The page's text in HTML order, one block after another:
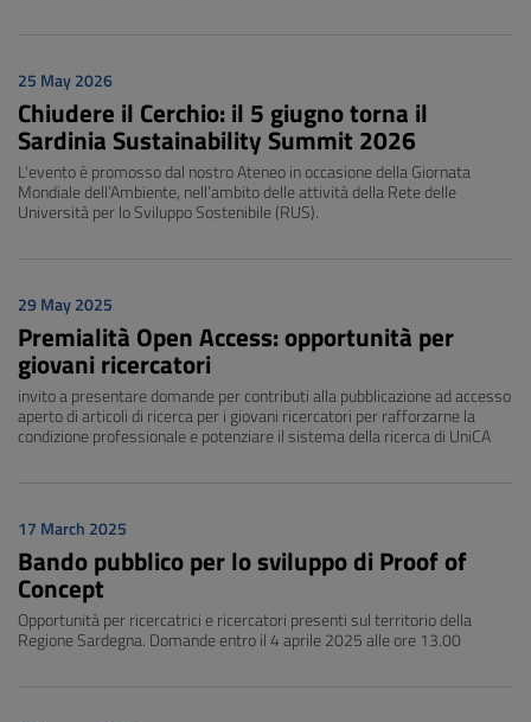
25 May 2026
Chiudere il Cerchio: il 5 giugno torna il
Sardinia Sustainability Summit 2026
L'evento è promosso dal nostro Ateneo in occasione della Giornata
Mondiale dell’Ambiente, nell’ambito delle attività della Rete delle
Università per lo Sviluppo Sostenibile (RUS).
29 May 2025
Premialità Open Access: opportunità per
giovani ricercatori
invito a presentare domande per contributi alla pubblicazione ad accesso
aperto di articoli di ricerca per i giovani ricercatori per rafforzarne la
condizione professionale e potenziare il sistema della ricerca di UniCA
17 March 2025
Bando pubblico per lo sviluppo di Proof of
Concept
Opportunità per ricercatrici e ricercatori presenti sul territorio della
Regione Sardegna. Domande entro il 4 aprile 2025 alle ore 13.00